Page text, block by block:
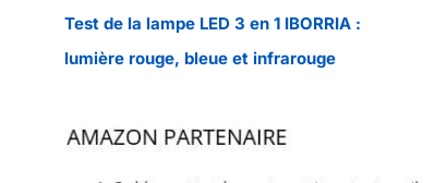
Test de la lampe LED 3 en 1 IBORRIA :
lumière rouge, bleue et infrarouge